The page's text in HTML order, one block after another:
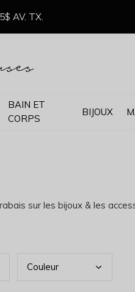
BAIN ET
CORPS
BIJOUX
AV. TX.
sur les bijoux & les
Couleur